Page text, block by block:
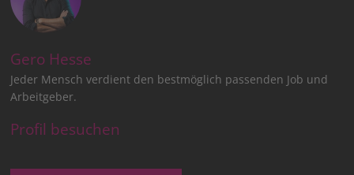
Gero Hesse
Jeder Mensch verdient den bestmöglich passenden Job und
Arbeitgeber.
Profil besuchen